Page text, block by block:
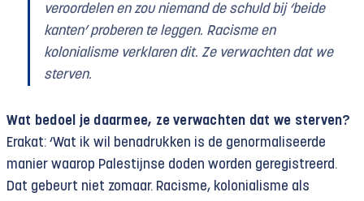
veroordelen en zou niemand de schuld bij ‘beide
kanten’ proberen te leggen. Racisme en
kolonialisme verklaren dit. Ze verwachten dat we
sterven.
Wat bedoel je daarmee, ze verwachten dat we sterven?
Erakat: ‘Wat ik wil benadrukken is de genormaliseerde
manier waarop Palestijnse doden worden geregistreerd.
Dat gebeurt niet zomaar. Racisme, kolonialisme als